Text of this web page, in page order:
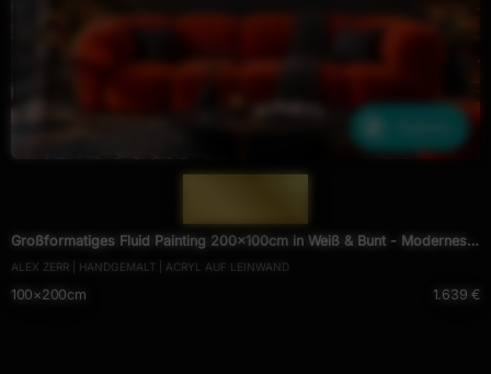
Großformatiges Fluid Painting 200x100cm in Weiß & Bunt - Modernes
Splash Art Original
ALEX ZERR | HANDGEMALT | ACRYL AUF LEINWAND
100×200cm 1.639 €